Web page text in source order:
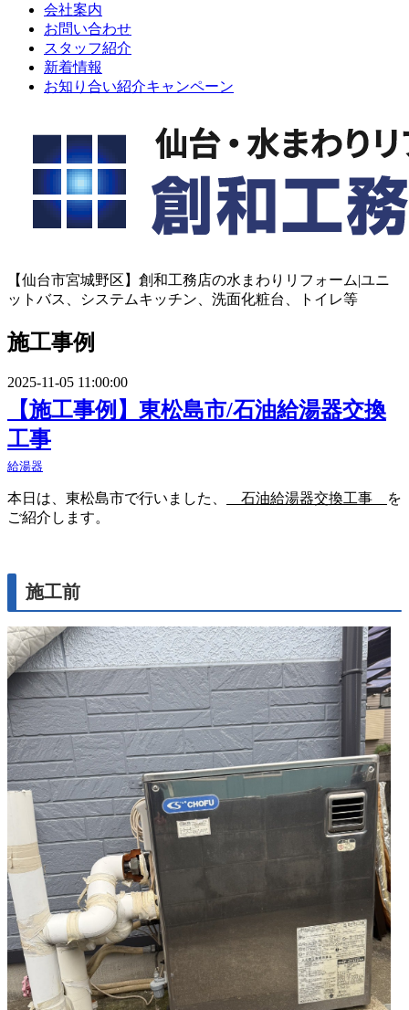
会社案内
お問い合わせ
スタッフ紹介
新着情報
お知り合い紹介キャンペーン
【仙台市宮城野区】創和工務店の水まわりリフォーム|ユニ
ットバス、システムキッチン、洗面化粧台、トイレ等
施工事例
2025-11-05 11:00:00
【施工事例】東松島市/石油給湯器交換
工事
給湯器
本日は、東松島市で行いました、 石油給湯器交換工事
を
ご紹介します。
施工前